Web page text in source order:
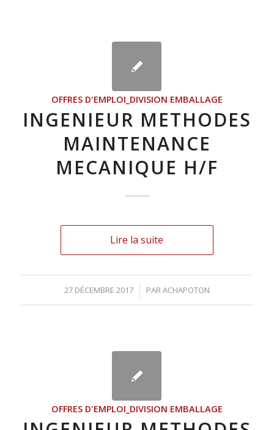
OFFRES D'EMPLOI_DIVISION EMBALLAGE
INGENIEUR METHODES
MAINTENANCE
MECANIQUE H/F
Lire la suite
27 DÉCEMBRE 2017
/ PARACHAPOTON
OFFRES D'EMPLOI_DIVISION EMBALLAGE